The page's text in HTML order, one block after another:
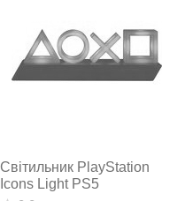
Світильник PlayStation
Icons Light PS5